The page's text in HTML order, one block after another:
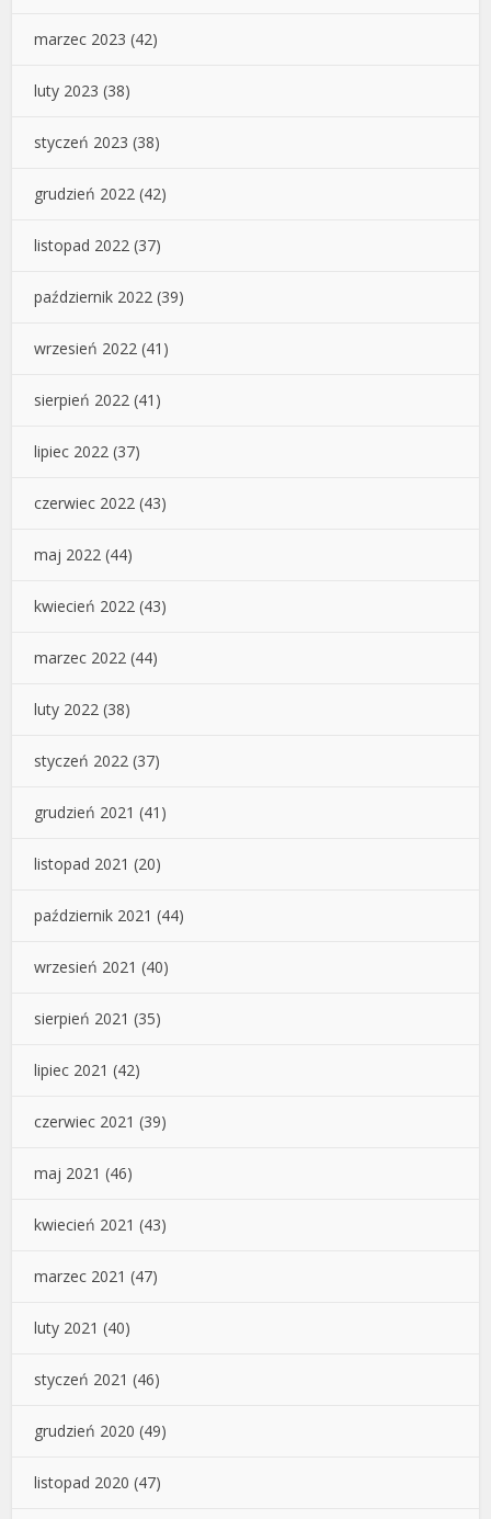
marzec 2023 (42)
luty 2023 (38)
styczeń 2023 (38)
grudzień 2022 (42)
listopad 2022 (37)
październik 2022 (39)
wrzesień 2022 (41)
sierpień 2022 (41)
lipiec 2022 (37)
czerwiec 2022 (43)
maj 2022 (44)
kwiecień 2022 (43)
marzec 2022 (44)
luty 2022 (38)
styczeń 2022 (37)
grudzień 2021 (41)
listopad 2021 (20)
październik 2021 (44)
wrzesień 2021 (40)
sierpień 2021 (35)
lipiec 2021 (42)
czerwiec 2021 (39)
maj 2021 (46)
kwiecień 2021 (43)
marzec 2021 (47)
luty 2021 (40)
styczeń 2021 (46)
grudzień 2020 (49)
listopad 2020 (47)